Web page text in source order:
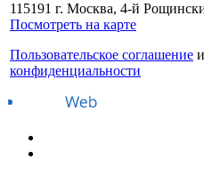
115191 г. Москва, 4-й
Посмотреть на карте
Пользовательское соглашение
конфиденциальности